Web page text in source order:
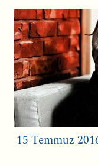
15 Temmuz